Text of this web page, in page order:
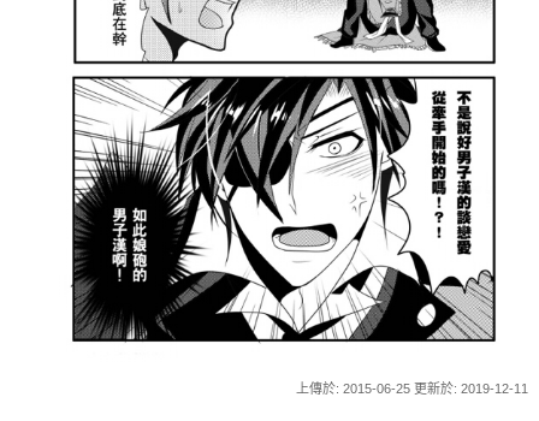
上傳於: 2015-06-25 更新於: 2019-12-11